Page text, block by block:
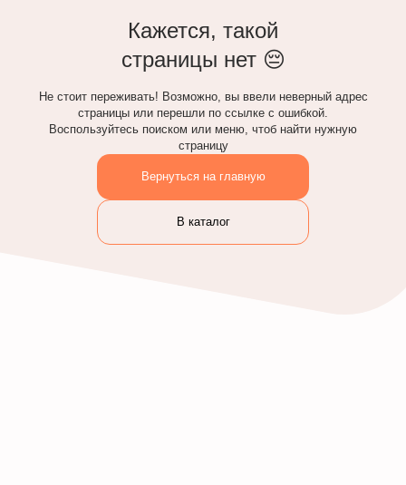
Кажется, такой
страницы нет 😔
Не стоит переживать! Возможно, вы ввели неверный адрес
страницы или перешли по ссылке с ошибкой.
Воспользуйтесь поиском или меню, чтоб найти нужную
страницу
Вернуться на главную
В каталог